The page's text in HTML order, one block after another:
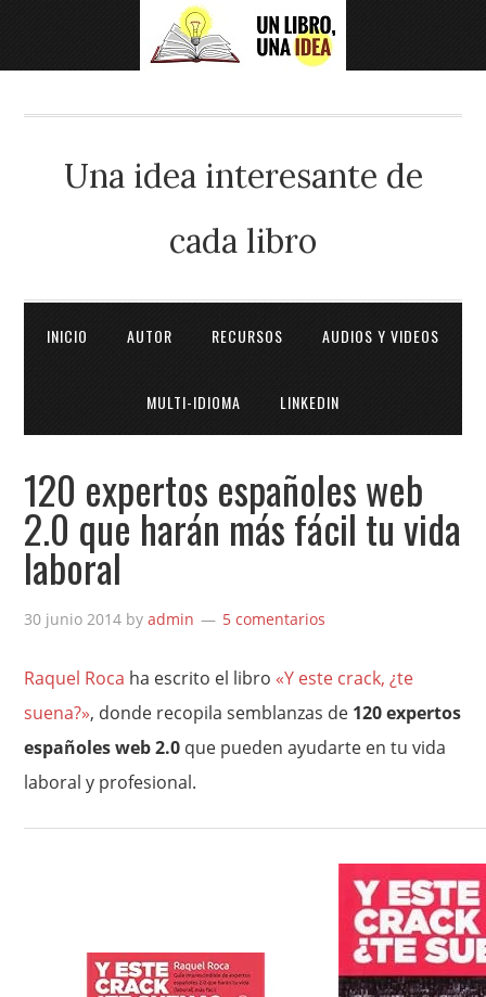
Una idea interesante de
cada libro
INICIO AUTOR RECURSOS AUDIOS Y VIDEOS
MULTI-IDIOMA LINKEDIN
120 expertos españoles web
2.0 que harán más fácil tu vida
laboral
30 junio 2014 byadmin 5 comentarios
Raquel Roca ha escrito el libro «Y este crack, ¿te
suena?», donde recopila semblanzas de 120 expertos
españoles web 2.0 que pueden ayudarte en tu vida
laboral y profesional.